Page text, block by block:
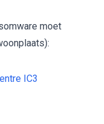
moet
IC3